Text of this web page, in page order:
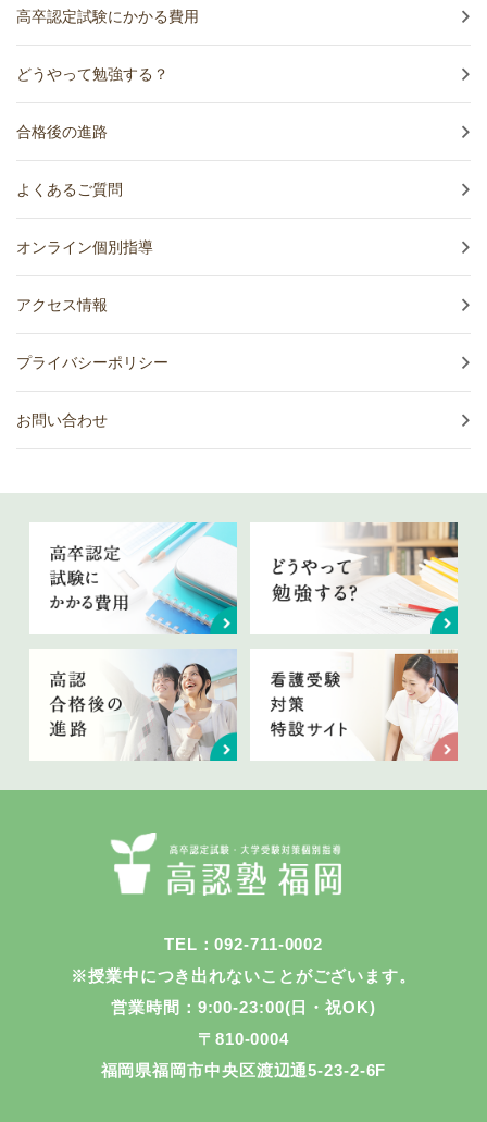
高卒認定試験にかかる費用
どうやって勉強する？
合格後の進路
よくあるご質問
オンライン個別指導
アクセス情報
プライバシーポリシー
お問い合わせ
TEL：092-711-0002
※授業中につき出れないことがございます。
営業時間：9:00-23:00(日・祝OK)
〒810-0004
福岡県福岡市中央区渡辺通5-23-2-6F